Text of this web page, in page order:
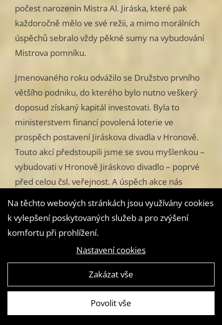
počest narozenin Mistra Al. Jiráska, které pak
každoročně mělo ve své režii, a mimo morálních
úspěchů sebralo vždy pěkné sumy na vybudování
Mistrova pomníku.
Jmenovaného roku odvážilo se Družstvo prvního
většího podniku, do kterého bylo nutno veškerý
doposud získaný kapitál investovati. Byla to
ministerstvem financí povolená loterie ve
prospěch postavení Jiráskova divadla v Hronově.
Touto akcí předstoupili jsme se svou myšlenkou –
vybudovati v Hronově Jiráskovo divadlo – poprvé
před celou čsl. veřejnost. A úspěch akce nás
mimo mnoha a mnoha cenných přípisů ctitelů
Mistrových, kteří dílo Družstva schvalovali, a tím je
k další práci povzbuzovali.
Další větší akcí byly sbírky darů jak místních, tak
i okolních mecenášů.
Je bohužel nemožno pro nedostatek místa
Na těchto webových stránkách jsou využívány cookies
k vylepšení poskytovaných služeb a pro zvýšení
komfortu při prohlížení.
Nastavení cookies
Zakázat vše
Povolit vše